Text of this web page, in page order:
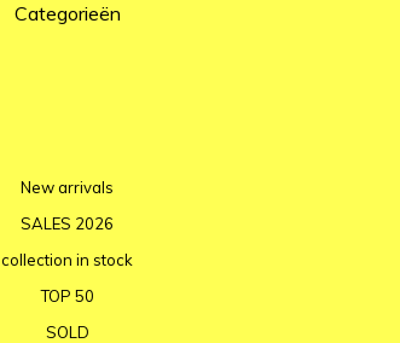
Categorieën
New arrivals
SALES 2026
collection in stock
TOP 50
SOLD